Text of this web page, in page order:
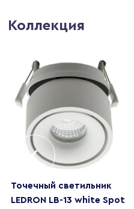
Коллекция
Точечный светильник
LEDRON LB-13 white Spot